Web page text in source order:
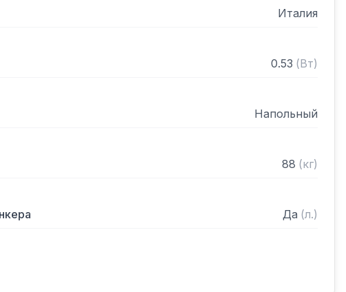
Италия
0.53 (Вт)
Напольный
88 (кг)
Да (л.)